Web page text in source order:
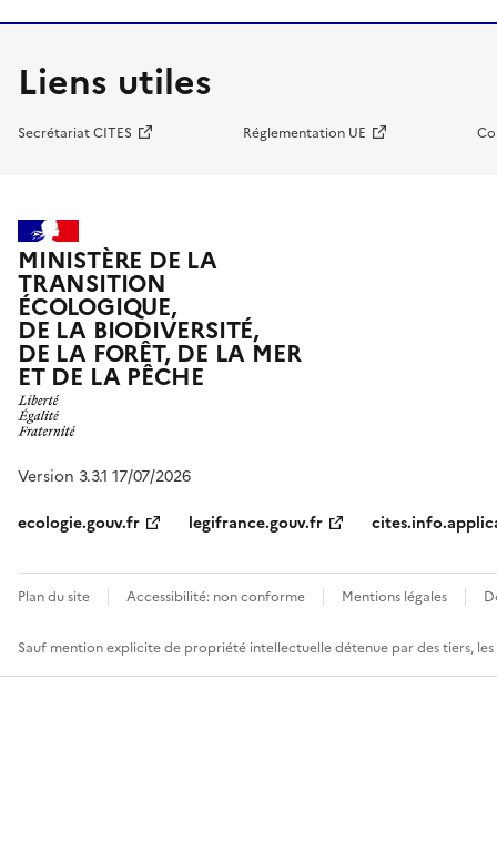
Liens utiles
Secrétariat CITES Réglementation UE
MINISTÈRE DE LA
TRANSITION
ÉCOLOGIQUE,
DE LA BIODIVERSITÉ,
DE LA FORÊT, DE LA MER
ET DE LA PÊCHE
Version 3.3.1 17/07/2026
ecologie.gouv.fr
legifrance.gouv.fr
Plan du site Accessibilité: non conforme Mentions légales
Sauf mention explicite de propriété intellectuelle détenue par des tiers,